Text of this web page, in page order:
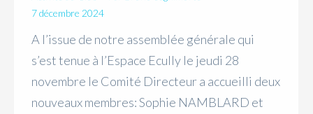
7 décembre 2024
A l’issue de notre assemblée générale qui
s’est tenue à l’Espace Ecully le jeudi 28
novembre le Comité Directeur a accueilli deux
nouveaux membres: Sophie NAMBLARD et